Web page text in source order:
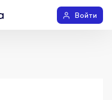
Войти